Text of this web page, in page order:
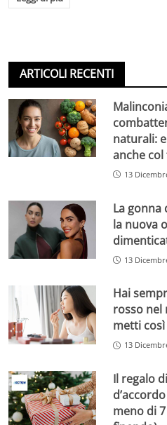
ARTICOLI RECENTI
naturali:
anche
13
La gonna
la nuova
13
Hai
rosso nel
metti
13
Il regalo
meno di